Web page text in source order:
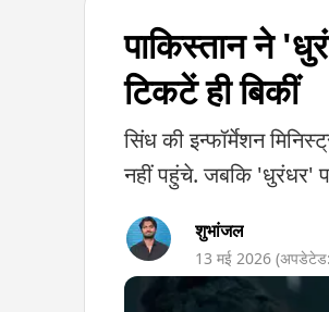
पाकिस्तान ने
टिकटें ही बिकीं
सिंध की इन्फॉर्मेशन
नहीं पहुंचे. जबकि 'धुरंधर'
शुभांजल
13 मई 2026 (अपडेटेड: